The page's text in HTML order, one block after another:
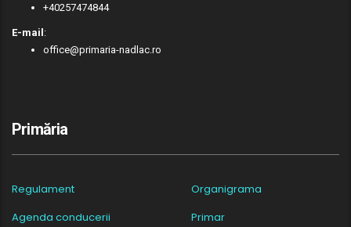
+40257474844
E-mail:
office@primaria-nadlac.ro
Primăria
Regulament
Organigrama
Agenda conducerii
Primar